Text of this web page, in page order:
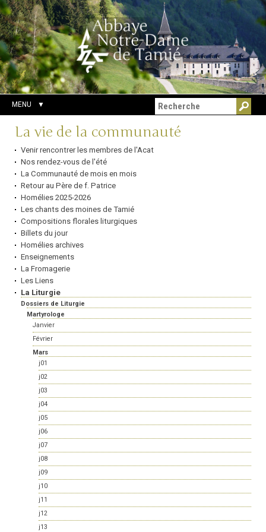
Aller
au
contenu.
|
Aller
à
la
navigation
Outils
personnels
Chercher par
Recherche
avancée…
MENU
Navigation
La vie de la communauté
Venir rencontrer les membres de l'Acat
Nos rendez-vous de l'été
La Communauté de mois en mois
Retour au Père de f. Patrice
Homélies 2025-2026
Les chants des moines de Tamié
Compositions florales liturgiques
Billets du jour
Homélies archives
Enseignements
La Fromagerie
Les Liens
La Liturgie
Dossiers de Liturgie
Martyrologe
Janvier
Février
Mars
j01
j02
j03
j04
j05
j06
j07
j08
j09
j10
j11
j12
j13